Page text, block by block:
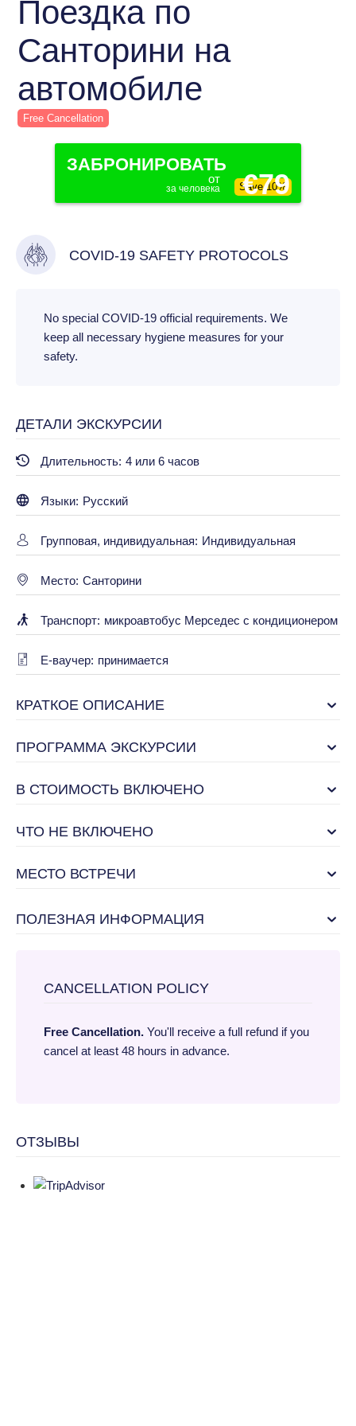
Поездка по
Санторини на
автомобиле
Free Cancellation
Save 10%
от €79
за человека
ЗАБРОНИРОВАТЬ
COVID-19 SAFETY PROTOCOLS
No special COVID-19 official requirements. We
keep all necessary hygiene measures for your
safety.
ДЕТАЛИ ЭКСКУРСИИ
Длительность: 4 или 6 часов
Языки: Русский
Групповая, индивидуальная: Индивидуальная
Место: Санторини
Транспорт: микроавтобус Мерседес с кондиционером
E-ваучер: принимается
КРАТКОЕ ОПИСАНИЕ
ПРОГРАММА ЭКСКУРСИИ
В СТОИМОСТЬ ВКЛЮЧЕНО
ЧТО НЕ ВКЛЮЧЕНО
МЕСТО ВСТРЕЧИ
ПОЛЕЗНАЯ ИНФОРМАЦИЯ
CANCELLATION POLICY
Free Cancellation. You'll receive a full refund if you
cancel at least 48 hours in advance.
ОТЗЫВЫ